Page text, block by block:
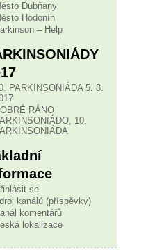
Dubňany
Hodonín
– Help
PARKINSONIÁDA 5. 8.
RÁNO
10.
se
kanálů (příspěvky)
komentářů
lokalizace